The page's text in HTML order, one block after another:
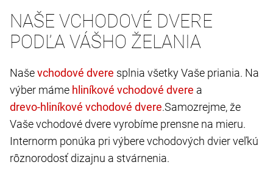
NAŠE VCHODOVÉ DVERE
PODĽA VÁŠHO ŽELANIA
Naše
splnia všetky Vaše priania. Na
výber máme
a
.Samozrejme, že
Vaše vchodové dvere vyrobíme prensne na mieru.
Internorm ponúka pri výbere vchodových dvier veľkú
rôznorodosť dizajnu a stvárnenia.